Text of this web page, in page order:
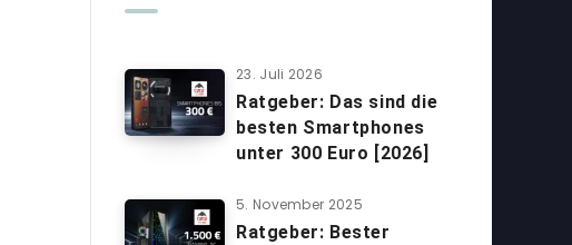
23. Juli 2026
Ratgeber: Das sind die
besten Smartphones
unter 300 Euro [2026]
5. November 2025
Ratgeber: Bester